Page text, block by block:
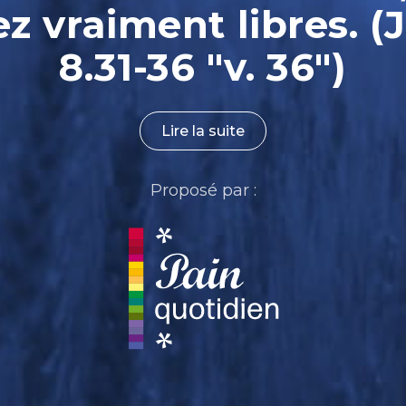
vraiment libres.
8.31-36 "v. 36")
Lire la suite
Proposé par :